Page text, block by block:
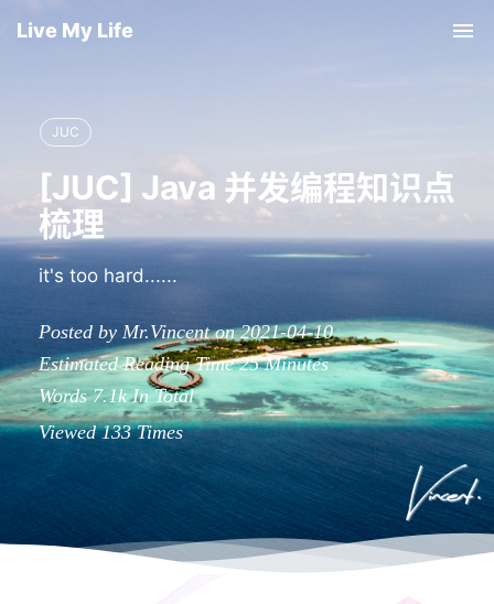
Live My Life
JUC
[JUC] Java 并发编程知识点
梳理
it's too hard......
Posted by Mr.Vincent on 2021-04-10
Estimated Reading Time25Minutes
Words7.1kIn Total
Viewed133Times